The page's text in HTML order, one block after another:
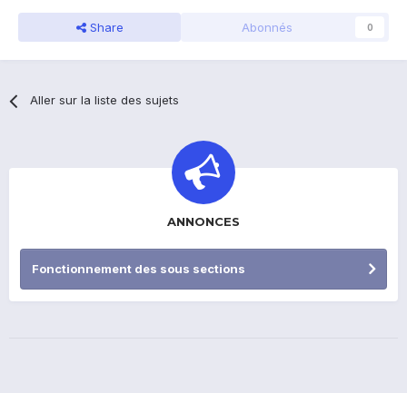
Share Abonnés 0
Aller sur la liste des sujets
ANNONCES
Fonctionnement des sous sections